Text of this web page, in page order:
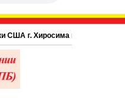
Хиросима в Японии.